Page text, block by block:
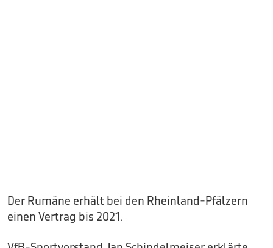
Der Rumäne erhält bei den Rheinland-Pfälzern
einen Vertrag bis 2021.